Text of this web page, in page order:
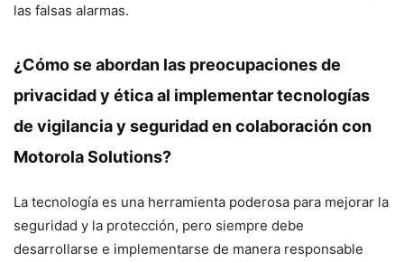
las falsas alarmas.
¿Cómo se abordan las preocupaciones de
privacidad y ética al implementar tecnologías
de vigilancia y seguridad en colaboración con
Motorola Solutions?
La tecnología es una herramienta poderosa para mejorar la
seguridad y la protección, pero siempre debe
desarrollarse e implementarse de manera responsable